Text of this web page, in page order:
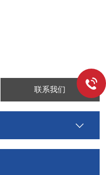
油化工、电子/电
造等领域，华兆6
印系统FDM05凭
联系我们